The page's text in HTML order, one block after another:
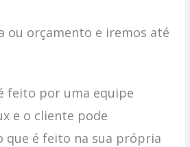
ou orçamento e iremos até
feito por uma equipe
e o cliente pode
que é feito na sua própria